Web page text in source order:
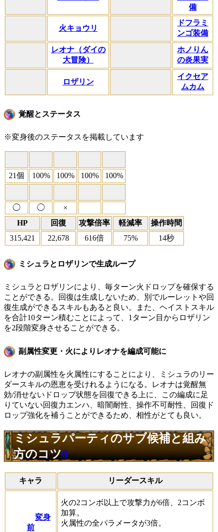
備
火キョウリ
ドフラミ
ンゴ装備
レオナ（ダイの
大冒険）
ホノりん
の炎果実
ロザリン
イクセア
ムカム
覚醒とステータス
※変身後のステータスを掲載しています
21個 100% 100% 100% 100%
◯ ◯
×
HP
回復 攻撃倍率 軽減率
操作時間
315,421
22,678 616倍 75% 14秒
ミシュラとロザリンで生成ループ
ミシュラとロザリンにより、毎ターン火ドロップを確保する
ことができる。回復は生成しないため、別でルーレットや回
復生成ができるスキルもあると良い。また、ヘイストスキル
を合計10ターン積むことによって、1ターン目からロザリン
を2段階変身させることができる。
副属性変更・火によりレオナを編成可能に
レオナの副属性を火属性にすることにより、ミシュラのリー
ダースキルの恩恵を受けれるようになる。レオナは覚醒無
効/消せないドロップ状態を回復できる上に、この編成に足
りていない回復力エンハ、暗闇耐性、操作不可耐性、回復ド
ロップ強化を補うことができるため、相性がとても良い。
ミシュラパーティのサブ候補と組み
方のコツ0
キャラ リーダースキル
変身
前
火の2コンボ以上で攻撃力が6倍、2コンボ
加算。
火属性の全パラメータが3倍。